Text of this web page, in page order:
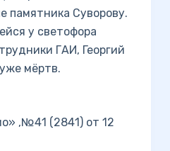
памятника Суворову.
у светофора
ГАИ, Георгий
мёртв.
,№41 (2841) от 12